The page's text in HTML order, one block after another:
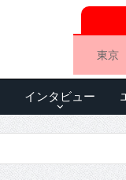
東京
インタビュー